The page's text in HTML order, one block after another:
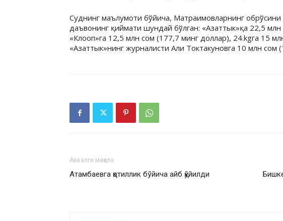
Суднинг маълумоти бўйича, Матраимовларнинг обрўсини
даъвонинг қиймати шундай бўлган: «Азаттык»қа 22,5
«Клооп»га 12,5 млн сом (177,7 минг доллар), 24.kgга 15
«Азаттык»нинг журналисти Али Токтакуновга 10 млн сом
Аввалги мақола
Атамбаевга қотиллик бўйича айб қўйилди